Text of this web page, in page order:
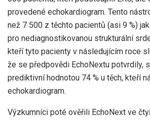
provedené echokardiogram. Tento
než 7 500 z těchto pacientů (asi 9 %)
pro nediagnostikovanou strukturální
kteří tyto pacienty v následujícím roce
že se předpovědi EchoNextu potvrdily,
prediktivní hodnotou 74 % u těch, kteří
echokardiogram.
Výzkumníci poté ověřili EchoNext ve